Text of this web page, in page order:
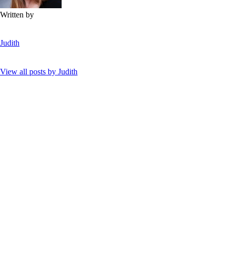
Written by
Judith
View all posts by Judith